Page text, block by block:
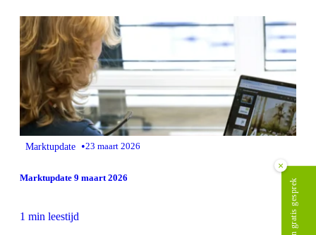
Marktupdate •23 maart 2026
Marktupdate 9 maart 2026
1 min leestijd
×
Plan gratis gesprek